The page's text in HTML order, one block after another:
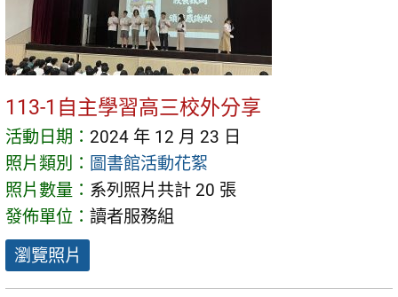
113-1自主學習高三校外分享
活動日期： 2024 年 12 月 23 日
照片類別： 圖書館活動花絮
照片數量： 系列照片共計 20 張
發佈單位： 讀者服務組
瀏覽照片